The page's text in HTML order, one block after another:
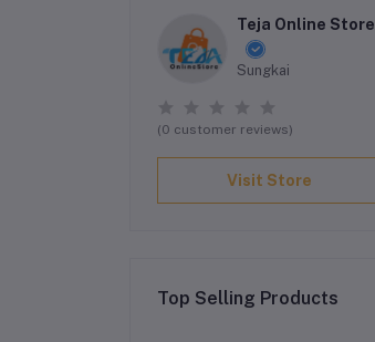
Teja Online Store
Sungkai
(0 customer reviews)
Visit Store
Top Selling Products